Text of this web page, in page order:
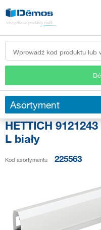
Asortyment
HETTICH
L biały
Kod asortymentu 225563